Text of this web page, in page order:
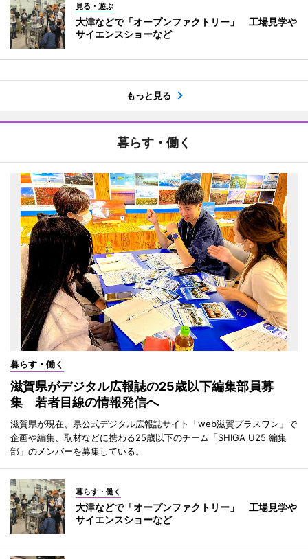
見る・遊ぶ
大津などで「オープンファクトリー」 工場見学や
サイエンスショーなど
もっと見る
暮らす・働く
暮らす・働く
滋賀県がデジタル広報誌の25歳以下編集部員募
集 若者目線の情報発信へ
滋賀県が現在、県公式デジタル広報誌サイト「web滋賀プラスワン」で
企画や編集、取材などに携わる25歳以下のチーム「SHIGA U25 編集
部」のメンバーを募集している。
暮らす・働く
大津などで「オープンファクトリー」 工場見学や
サイエンスショーなど